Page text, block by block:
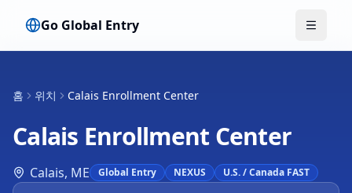
Go Global Entry 메뉴 전
홈 위치 Calais Enrollment Center
Calais Enrollment Center
Calais, ME Global Entry NEXUS U.S. / Canada FAST